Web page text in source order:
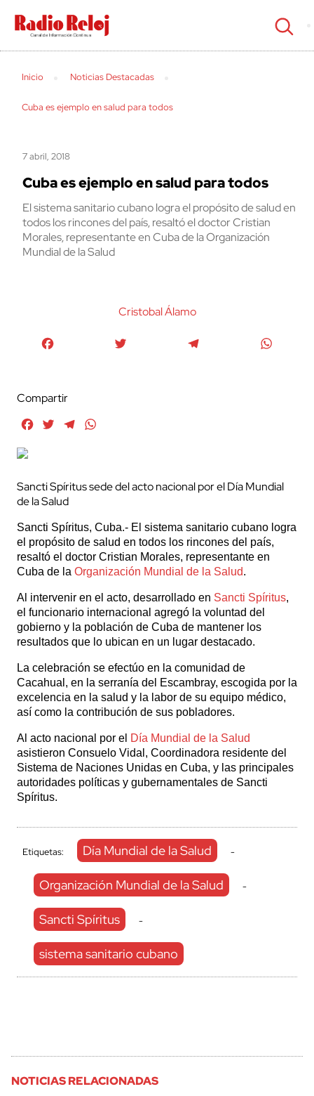
cerrar
Inicio Noticias Destacadas
Cuba es ejemplo en salud para todos
7 abril, 2018
Cuba es ejemplo en salud para todos
El sistema sanitario cubano logra el propósito de salud en
todos los rincones del país, resaltó el doctor Cristian
Morales, representante en Cuba de la Organización
Mundial de la Salud
Cristobal Álamo
Compartir
FacebookTwitterTelegram
Sancti Spíritus sede del acto nacional por el Día Mundial
de la Salud
Sancti Spíritus, Cuba.- El sistema sanitario cubano logra
el propósito de salud en todos los rincones del país,
resaltó el doctor Cristian Morales, representante en
Cuba de la Organización Mundial de la Salud.
Al intervenir en el acto, desarrollado en Sancti Spíritus,
el funcionario internacional agregó la voluntad del
gobierno y la población de Cuba de mantener los
resultados que lo ubican en un lugar destacado.
La celebración se efectúo en la comunidad de
Cacahual, en la serranía del Escambray, escogida por la
excelencia en la salud y la labor de su equipo médico,
así como la contribución de sus pobladores.
Al acto nacional por el Día Mundial de la Salud
asistieron Consuelo Vidal, Coordinadora residente del
Sistema de Naciones Unidas en Cuba, y las principales
autoridades políticas y gubernamentales de Sancti
Spíritus.
Etiquetas: Día Mundial de la Salud -
Organización Mundial de la Salud -
Sancti Spíritus -
sistema sanitario cubano
NOTICIAS RELACIONADAS